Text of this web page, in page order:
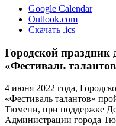
Google Calendar
Outlook.com
Скачать .ics
Городской праздник
«Фестиваль
4 июня 2022 года,
«Фестиваль талантов»
Тюмени, при поддержке
Администрации города